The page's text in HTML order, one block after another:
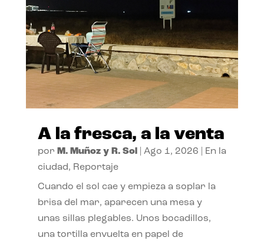
A la fresca, a la venta
por M. Muñoz y R. Sol| Ago 1, 2026
En la
ciudad, Reportaje
Cuando el sol cae y empieza a soplar la
brisa del mar, aparecen una mesa y
unas sillas plegables. Unos bocadillos,
una tortilla envuelta en papel de